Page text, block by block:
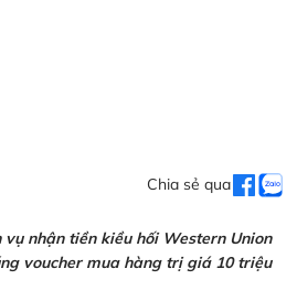
Chia sẻ qua
nhận tiền kiều hối Western Union
voucher mua hàng trị giá 10 triệu